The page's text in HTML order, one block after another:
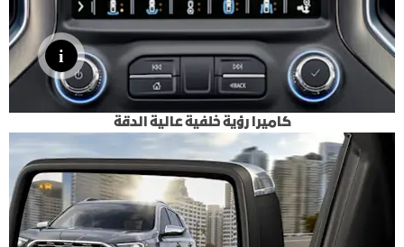
كاميرا رؤية خلفية عالية الدقة